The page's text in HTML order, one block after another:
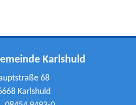
Karlshuld
68
Karlshuld